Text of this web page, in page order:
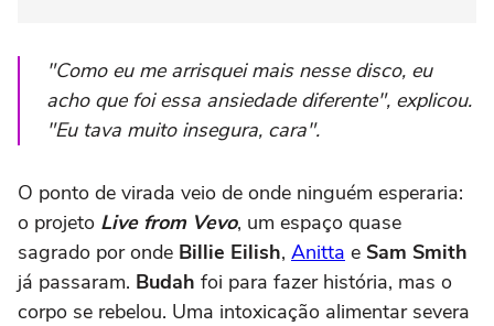
"Como eu me arrisquei mais nesse disco, eu
acho que foi essa ansiedade diferente", explicou.
"Eu tava muito insegura, cara".
O ponto de virada veio de onde ninguém esperaria:
o projeto Live from Vevo, um espaço quase
sagrado por onde Billie Eilish, Anitta e Sam Smith
já passaram. Budah foi para fazer história, mas o
corpo se rebelou. Uma intoxicação alimentar severa